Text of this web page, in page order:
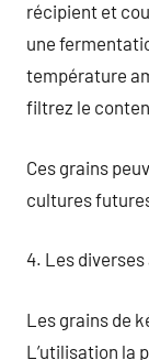
récipient et
une
température
filtrez le
Ces grains
cultures
4. Les
Les grains de
L’utilisation la